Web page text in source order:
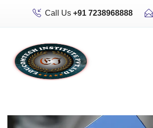
Call Us +91 7238968888